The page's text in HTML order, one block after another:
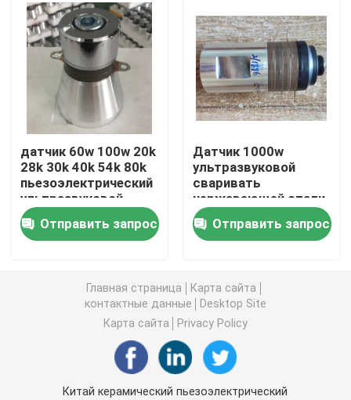
Датчик Multi частоты ультразвуковой
пьезоэлектрический ультразвуковой датчик
Погружные ультразвукового преобразователя
Генератор цифров ультразвуковой
ультразвуковой частоты генератора
Ультразвуковой очистки машина
Ультразвуковой Disruptor клетки
Ультразвуковой реактор
датчик 60w 100w 20k
28k 30k 40k 54k 80k
пьезоэлектрический
ультразвуковой
Отправить запрос
Датчик 1000w
ультразвуковой
сваривать
нержавеющей стали
пьезоэлектрический
Отправить запрос
Главная страница
Карта сайта
контактные данные
Desktop Site
Карта сайта
Privacy Policy
Китай керамический пьезоэлектрический